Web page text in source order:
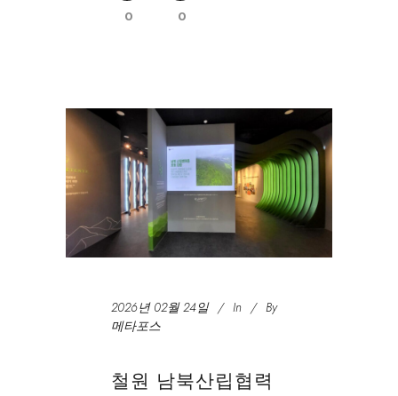
0 0
2026년 02월 24일 In
By
메타포스
철원 남북산립협력